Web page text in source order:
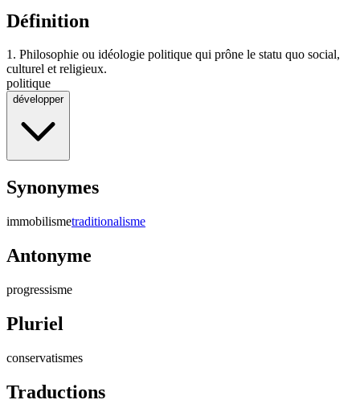
Définition
1. Philosophie ou idéologie politique qui prône le statu quo social,
culturel et religieux.
politique
développer
Synonymes
immobilismetraditionalisme
Antonyme
progressisme
Pluriel
conservatismes
Traductions